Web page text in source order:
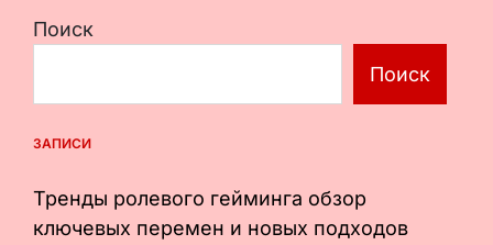
записям
Поиск
Поиск
ЗАПИСИ
Тренды ролевого гейминга обзор
ключевых перемен и новых подходов